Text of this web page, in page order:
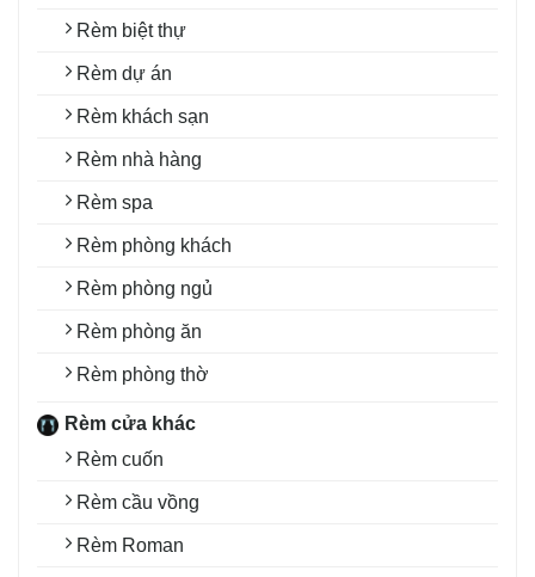
Rèm biệt thự
Rèm dự án
Rèm khách sạn
Rèm nhà hàng
Rèm spa
Rèm phòng khách
Rèm phòng ngủ
Rèm phòng ăn
Rèm phòng thờ
Rèm cửa khác
Rèm cuốn
Rèm cầu vồng
Rèm Roman